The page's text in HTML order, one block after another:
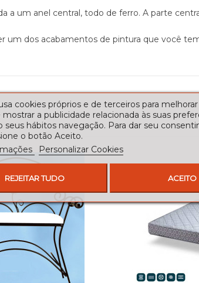
a um anel central, todo de ferro. A parte
um dos acabamentos de pintura que você
cookies próprios e de terceiros para
mostrar a publicidade relacionada às suas
seus hábitos navegação. Para dar seu
o botão Aceito.
Personalizar Cookies
REJEITAR TUDO ACEITO